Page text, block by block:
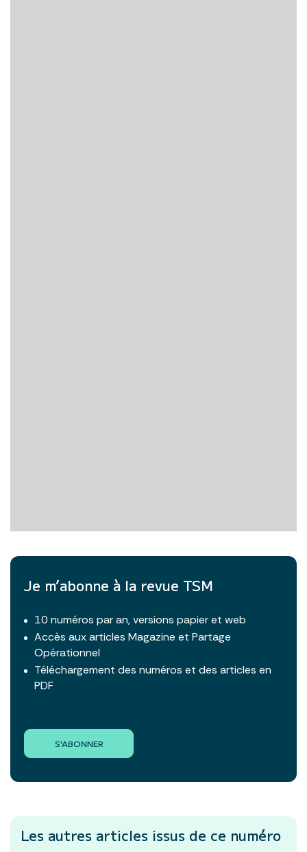
Je m’abonne à la revue TSM
10 numéros par an, versions papier et web
Accès aux articles Magazine et Partage
Opérationnel
Téléchargement des numéros et des articles en
PDF
S'ABONNER
Les autres articles issus de ce numéro